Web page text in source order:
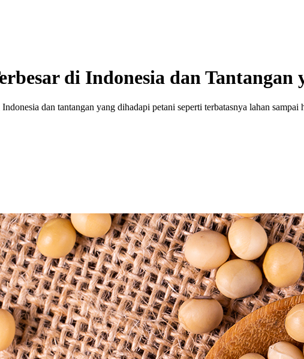
di Indonesia dan
dan tantangan yang dihadapi petani seperti terbatasnya lahan sampai